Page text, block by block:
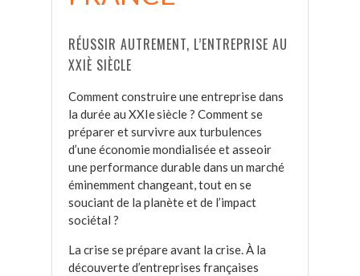
RÉUSSIR AUTREMENT, L’ENTREPRISE AU
XXIÈ SIÈCLE
Comment construire une entreprise dans
la durée au XXIe siècle ? Comment se
préparer et survivre aux turbulences
d’une économie mondialisée et asseoir
une performance durable dans un marché
éminemment changeant, tout en se
souciant de la planète et de l’impact
sociétal ?
La crise se prépare avant la crise. À la
découverte d’entreprises françaises